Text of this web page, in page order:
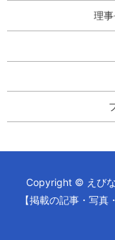
理
Copyright © えび
【掲載の記事・写